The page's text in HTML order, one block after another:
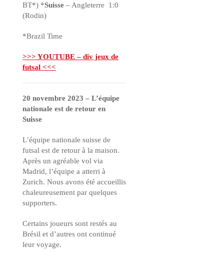
BT*) *Suisse – Angleterre 1:0
(Rodin)
*Brazil Time
>>> YOUTUBE – div jeux de
futsal <<<
20 novembre 2023 – L’équipe
nationale est de retour en
Suisse
L’équipe nationale suisse de
futsal est de retour à la maison.
Après un agréable vol via
Madrid, l’équipe a atterri à
Zurich. Nous avons été accueillis
chaleureusement par quelques
supporters.
Certains joueurs sont restés au
Brésil et d’autres ont continué
leur voyage.